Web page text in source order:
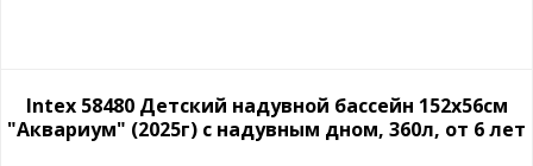
Intex 58480 Детский надувной бассейн 152х56см
"Аквариум" (2025г) с надувным дном, 360л, от 6 лет